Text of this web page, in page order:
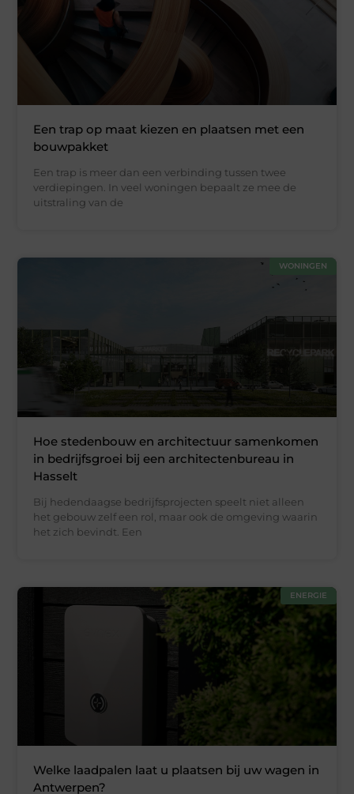
Een trap op maat kiezen en plaatsen met een
bouwpakket
Een trap is meer dan een verbinding tussen twee
verdiepingen. In veel woningen bepaalt ze mee de
uitstraling van de
WONINGEN
Hoe stedenbouw en architectuur samenkomen
in bedrijfsgroei bij een architectenbureau in
Hasselt
Bij hedendaagse bedrijfsprojecten speelt niet alleen
het gebouw zelf een rol, maar ook de omgeving waarin
het zich bevindt. Een
ENERGIE
Welke laadpalen laat u plaatsen bij uw wagen in
Antwerpen?